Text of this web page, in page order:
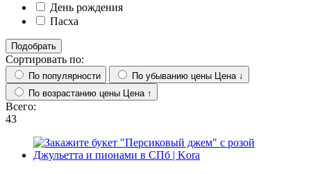
День рождения
Пасха
Подобрать
Сортировать по:
По популярности По убыванию цены
Цена ↓
По возрастанию цены
Цена ↑
Всего:
43